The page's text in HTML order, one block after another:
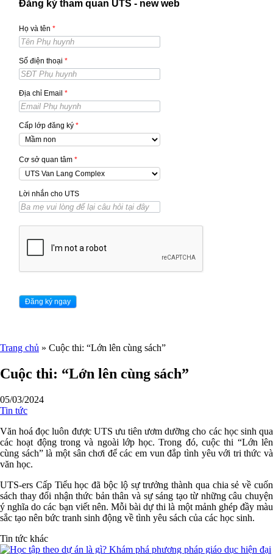
Đăng ký tham quan UTS - new web
Họ và tên *
Số điện thoại *
Địa chỉ Email *
Cấp lớp đăng ký *
Cơ sở quan tâm *
Lời nhắn cho UTS
Trang chủ » Cuộc thi: “Lớn lên cùng sách”
Cuộc thi: “Lớn lên cùng sách”
05/03/2024
Tin tức
Văn hoá đọc luôn được UTS ưu tiên ươm dưỡng cho các học sinh qua
các hoạt động trong và ngoài lớp học. Trong đó, cuộc thi “Lớn lên
cùng sách” là một sân chơi để các em vun đắp tình yêu với tri thức và
văn học.
UTS-ers Cấp Tiểu học đã bộc lộ sự trưởng thành qua chia sẻ về cuốn
sách thay đổi nhận thức bản thân và sự sáng tạo từ những câu chuyện
ý nghĩa do các bạn viết nên. Mỗi bài dự thi là một mảnh ghép đầy màu
sắc tạo nên bức tranh sinh động về tình yêu sách của các học sinh.
Tin tức khác